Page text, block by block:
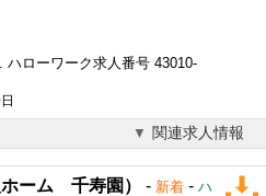
ハローワーク求人番号 43010-
関連求人情報
ーム 千寿園） - 新着 - ハ